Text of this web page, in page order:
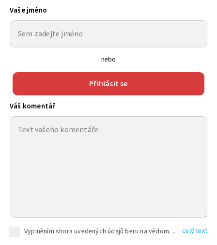
Vaše jméno
nebo
Přihlásit se
Váš komentář
Vyplněním shora uvedených údajů beru na vědomí, že společnost TEXT FACTORY s.r.o., sídlem Brno, Durďákova 336/29, Černá Pole, PSČ: 613 00, IČ: 06157831, zapsané u Krajského soudu v Brně, oddíl C, vložka 100399, bude zpracovávat mé osobní údaje uvedené v rámci mnou vyplněného registračního formuláře na základě oprávněných zájmů TEXT FACTORY s.r.o. dle čl. 6 odst. 1 písm. f) GDPR a pro splnění právních povinností (čl. 6 odst. 1 písm. c) GDPR), a to pro tyto účely: nezbytnost zajistit oprávnění návštěvníka webových stránek provozovaných společností TEXT FACTORY s.r.o. přispívat aktivně ke zveřejněným článkům nebo v rámci diskusních fór a výkon práv TEXT FACTORY s.r.o. jako administrátora těchto diskusních fór. Více informací o zpracování osobních údajů a právech lze nalézt v celý text